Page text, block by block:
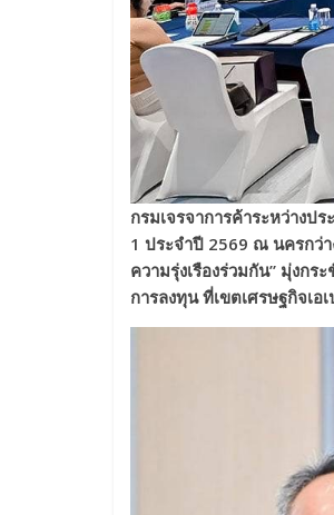
กรมเจรจาการค้าระหว่างปร
1 ประจำปี 2569 ณ นครกว่
ความรุ่งเรืองร่วมกัน” มุ่งกร
การลงทุน ที่เขตเศรษฐกิจเอ